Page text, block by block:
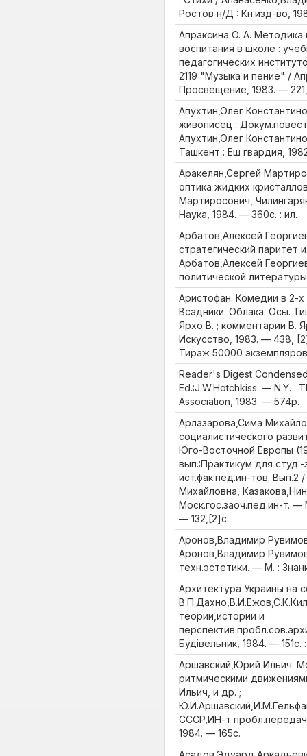
Ростов н/Д : Кн.изд-во,
Апраксина О. А. Методика
воспитания в школе :
педагогических
2119 "Музыка и пение" /
Просвещение, 1983. —
Апухтин,Олег
живописец :
Апухтин,Олег
Ташкент : Еш гвардия,
Аракелян,Сергей
оптика жидких
Мартиросович,
Наука, 1984. — 360с. : ил.
Арбатов,Алексей
стратегический паритет
Арбатов,Алексей
политической
Аристофан. Комедии в 2-х
Всадники. Облака. Осы.
Ярхо В. ; комментарии В.
Искусство, 1983. — 438,
Тираж 50000 экземпляров
Reader's Digest
Ed.:J.W.Hotchkiss. — N.Y. :
Association, 1983. — 574p.
Арлазарова,Сима
социалистического
Юго-Восточной Европы
вып.:Практикум для студ.-
ист.фак.пед.ин-тов. Вып.2
Михайловна,
Моск.гос.заоч.пед.ин-т.
— 132,[2]с.
Аронов,Владимир
Аронов,Владимир
техн.эстетики. — М. :
Архитектура Украины на
теории,истории и
Будiвельник, 1984. — 151с.
Аршавский,Юрий Ильич.
ритмическими
Ильич, и др. ;
СССР,ИН-т
1984. — 165с.